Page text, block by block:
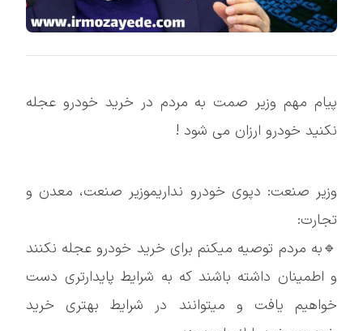
پیام مهم وزیر صمت به مردم در خرید خودرو عجله
نکنید خودرو ارزان می شود !
وزیر صنعت: دپوی خودرو نداریموزیر صنعت، معدن و
تجارت:
🔹به مردم توصیه میکنم برای خرید خودرو عجله نکنند
و اطمینان داشته باشند که به شرایط پایدارتری دست
خواهیم یافت و میتوانند در شرایط بهتری خرید